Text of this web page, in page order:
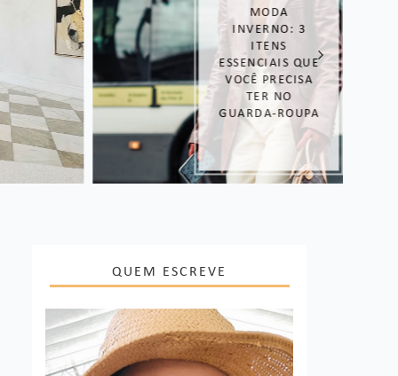
MODA
INVERNO: 3
ITENS
ESSENCIAIS QUE
VOCÊ PRECISA
TER NO
GUARDA-ROUPA
QUEM ESCREVE